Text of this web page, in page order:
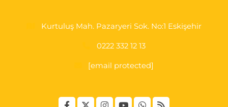
Kurtuluş Mah. Pazaryeri Sok. No:1 Eskişehir
0222 332 12 13
[email protected]